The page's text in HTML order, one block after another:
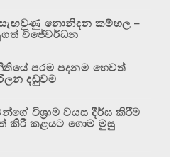
නොනිදන කම්හල –
විජේවර්ධන
පරම පදනම හෙවත්
දඬුවම
විශ්‍රාම වයස දීර්ඝ කිරීම
කිරි කළයට ගොම මුසු